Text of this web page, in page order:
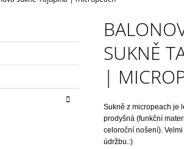
SUKNĚ
|
Sukně z micropeach je
prodyšná (funkční
celoroční nošení).
údržbu.:)
850 Kč